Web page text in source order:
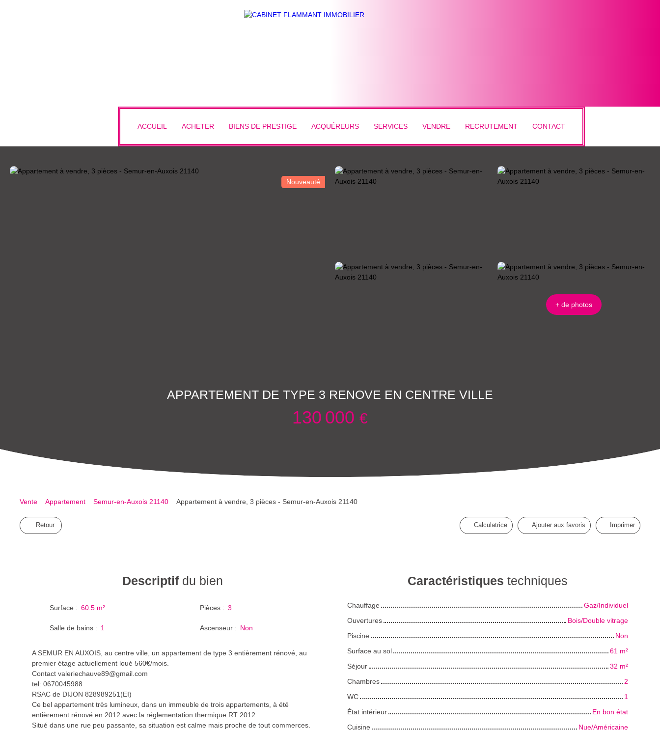
ACCUEIL ACHETER BIENS DE PRESTIGE ACQUÉREURS SERVICES VENDRE RECRUTEMENT CONTACT
Nouveauté
+ de photos
APPARTEMENT DE TYPE 3 RENOVE EN CENTRE VILLE
130 000 €
Vente Appartement Semur-en-Auxois 21140 Appartement à vendre, 3 pièces - Semur-en-Auxois 21140
Retour Calculatrice Ajouter aux favoris Imprimer
Descriptifdu bien
Surface : 60.5 m² Pièces : 3
Salle de bains : 1 Ascenseur : Non
A SEMUR EN AUXOIS, au centre ville, un appartement de type 3 entièrement rénové, au
premier étage actuellement loué 560€/mois.
Contact valeriechauve89@gmail.com
tel: 0670045988
RSAC de DIJON 828989251(EI)
Ce bel appartement très lumineux, dans un immeuble de trois appartements, à été
entièrement rénové en 2012 avec la réglementation thermique RT 2012.
Situé dans une rue peu passante, sa situation est calme mais proche de tout commerces.
Caractéristiques techniques
Chauffage
Gaz/Individuel
Ouvertures
Bois/Double vitrage
Piscine
Non
Surface au sol
61 m²
Séjour
32 m²
Chambres
2
WC
1
État intérieur
En bon état
Cuisine
Nue/Américaine